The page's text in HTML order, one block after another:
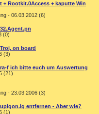
+ Rootkit.0Access + kaputte Win
- 06.03.2012 (6)
(0)
on board
(3)
f ich bitte euch um Auswertung
(21)
- 23.03.2006 (3)
entfernen - Aber wie?
(1)